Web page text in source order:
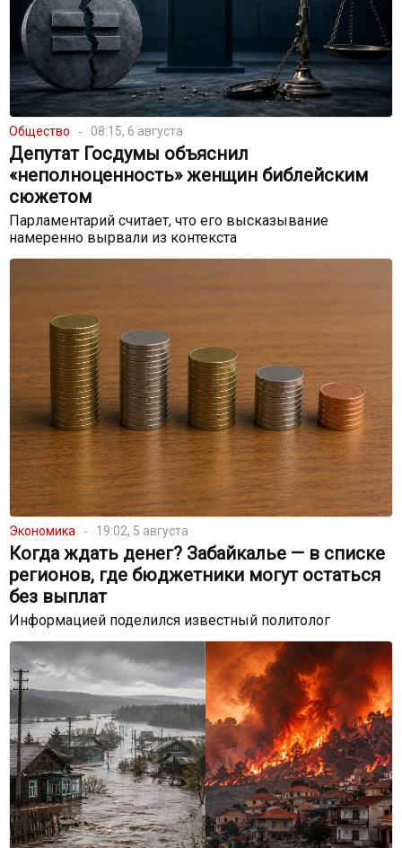
Общество 08:15, 6 августа
Депутат Госдумы объяснил
«неполноценность» женщин библейским
сюжетом
Парламентарий считает, что его высказывание
намеренно вырвали из контекста
Экономика 19:02, 5 августа
Когда ждать денег? Забайкалье — в списке
регионов, где бюджетники могут остаться
без выплат
Информацией поделился известный политолог